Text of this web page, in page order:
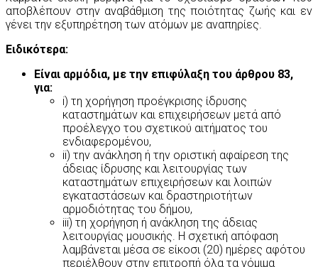
αποβλέπουν στην αναβάθμιση της ποιότητας ζωής και εν
γένει την εξυπηρέτηση των ατόμων με αναπηρίες.
Ειδικότερα:
Είναι αρμόδια, με την επιφύλαξη του άρθρου 83,
για:
i) τη χορήγηση προέγκρισης ίδρυσης
καταστημάτων και επιχειρήσεων μετά από
προέλεγχο του σχετικού αιτήματος του
ενδιαφερομένου,
ii) την ανάκληση ή την οριστική αφαίρεση της
άδειας ίδρυσης και λειτουργίας των
καταστημάτων επιχειρήσεων και λοιπών
εγκαταστάσεων και δραστηριοτήτων
αρμοδιότητας του δήμου,
iii) τη χορήγηση ή ανάκληση της άδειας
λειτουργίας μουσικής. Η σχετική απόφαση
λαμβάνεται μέσα σε είκοσι (20) ημέρες αφότου
περιέλθουν στην επιτροπή όλα τα νόμιμα